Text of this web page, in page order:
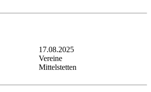
17.08.2025
Vereine
Mittelstetten